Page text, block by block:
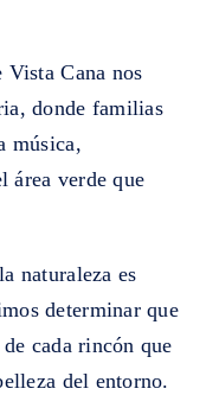
Vista Cana nos
donde familias
música,
área verde que
naturaleza es
determinar que
cada rincón que
del entorno.